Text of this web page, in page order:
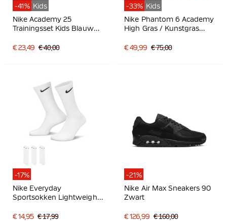
-41% Kids
Nike Academy 25
Trainingsset Kids Blauw
€ 23,49 € 40,00
-33% Kids
Nike Phantom 6 Academy
High Gras / Kunstgras
Kids Blauw Wit Felroze
€ 49,99 € 75,00
-17%
Nike Everyday
Sportsokken Lightweight
€ 14,95 € 17,99
-21%
Nike Air Max Sneakers 90
Zwart
€ 126,99 € 160,00